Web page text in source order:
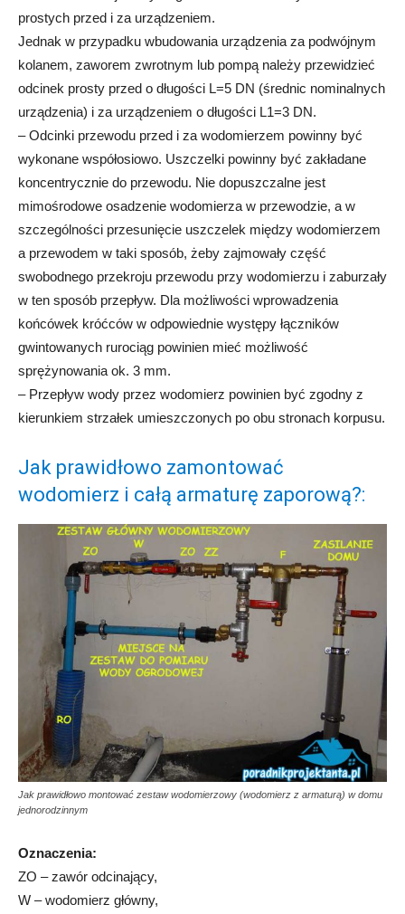
prostych przed i za urządzeniem.
Jednak w przypadku wbudowania urządzenia za podwójnym
kolanem, zaworem zwrotnym lub pompą należy przewidzieć
odcinek prosty przed o długości L=5 DN (średnic nominalnych
urządzenia) i za urządzeniem o długości L1=3 DN.
– Odcinki przewodu przed i za wodomierzem powinny być
wykonane współosiowo. Uszczelki powinny być zakładane
koncentrycznie do przewodu. Nie dopuszczalne jest
mimośrodowe osadzenie wodomierza w przewodzie, a w
szczególności przesunięcie uszczelek między wodomierzem
a przewodem w taki sposób, żeby zajmowały część
swobodnego przekroju przewodu przy wodomierzu i zaburzały
w ten sposób przepływ. Dla możliwości wprowadzenia
końcówek króćców w odpowiednie występy łączników
gwintowanych rurociąg powinien mieć możliwość
sprężynowania ok. 3 mm.
– Przepływ wody przez wodomierz powinien być zgodny z
kierunkiem strzałek umieszczonych po obu stronach korpusu.
Jak prawidłowo zamontować
wodomierz i całą armaturę zaporową?:
Jak prawidłowo montować zestaw wodomierzowy (wodomierz z armaturą) w domu
jednorodzinnym
Oznaczenia:
ZO – zawór odcinający,
W – wodomierz główny,